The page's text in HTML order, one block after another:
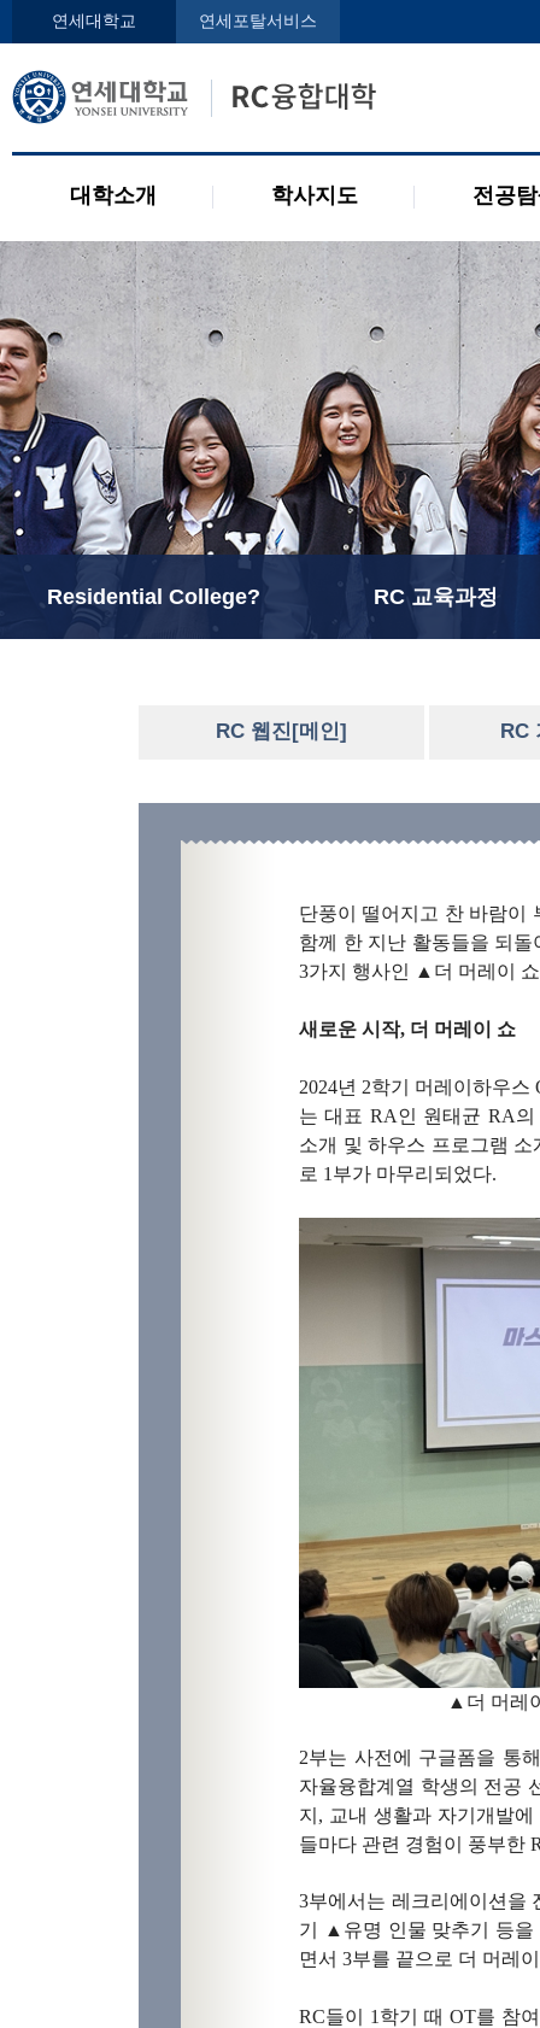
연세대학교 연세포탈서비스
대학소개 학사지도 전공
인사말
오시는 길
학사지도사
Residential College? RC 교육과정
RC 웹진[메인] RC
단풍이 떨어지고 찬 바람이
함께 한 지난 활동들을 되
3가지 행사인 ▲더 머레이
새로운 시작, 더 머레이 쇼
2024년 2학기 머레이하우
는 대표 RA인 원태균 RA
소개 및 하우스 프로그램
로 1부가 마무리되었다.
▲더 머레
2부는 사전에 구글폼을 통
자율융합계열 학생의 전공
지, 교내 생활과 자기개발
들마다 관련 경험이 풍부한
3부에서는 레크리에이션
기 ▲유명 인물 맞추기 등을
면서 3부를 끝으로 더 머레
RC들이 1학기 때 OT를 참